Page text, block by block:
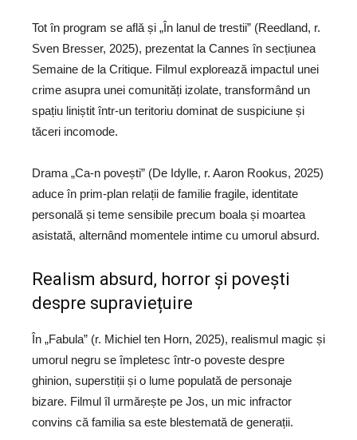
Tot în program se află și „În lanul de trestii” (Reedland, r.
Sven Bresser, 2025), prezentat la Cannes în secțiunea
Semaine de la Critique. Filmul explorează impactul unei
crime asupra unei comunități izolate, transformând un
spațiu liniștit într-un teritoriu dominat de suspiciune și
tăceri incomode.
Drama „Ca-n povești” (De Idylle, r. Aaron Rookus, 2025)
aduce în prim-plan relații de familie fragile, identitate
personală și teme sensibile precum boala și moartea
asistată, alternând momentele intime cu umorul absurd.
Realism absurd, horror și povești
despre supraviețuire
În „Fabula” (r. Michiel ten Horn, 2025), realismul magic și
umorul negru se împletesc într-o poveste despre
ghinion, superstiții și o lume populată de personaje
bizare. Filmul îl urmărește pe Jos, un mic infractor
convins că familia sa este blestemată de generații.